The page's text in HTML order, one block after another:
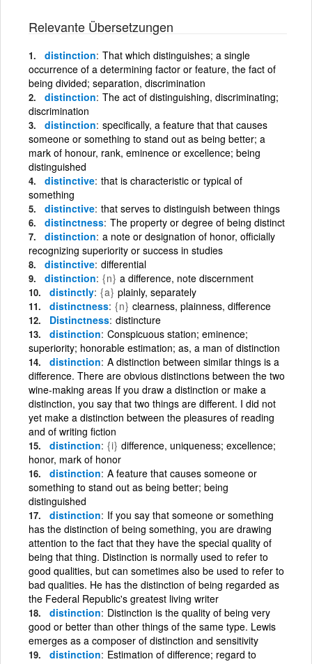
Relevante Übersetzungen
distinction That which distinguishes; a single
occurrence of a determining factor or feature, the fact of
being divided; separation, discrimination
distinction The act of distinguishing, discriminating;
discrimination
distinction specifically, a feature that that causes
someone or something to stand out as being better; a
mark of honour, rank, eminence or excellence; being
distinguished
distinctive that is characteristic or typical of
something
distinctive that serves to distinguish between things
distinctness The property or degree of being distinct
distinction a note or designation of honor, officially
recognizing superiority or success in studies
distinctive differential
distinction {n} a difference, note discernment
distinctly {a} plainly, separately
distinctness {n} clearness, plainness, difference
Distinctness distincture
distinction Conspicuous station; eminence;
superiority; honorable estimation; as, a man of distinction
distinction A distinction between similar things is a
difference. There are obvious distinctions between the two
wine-making areas If you draw a distinction or make a
distinction, you say that two things are different. I did not
yet make a distinction between the pleasures of reading
and of writing fiction
distinction {i} difference, uniqueness; excellence;
honor, mark of honor
distinction A feature that causes someone or
something to stand out as being better; being
distinguished
distinction If you say that someone or something
has the distinction of being something, you are drawing
attention to the fact that they have the special quality of
being that thing. Distinction is normally used to refer to
good qualities, but can sometimes also be used to refer to
bad qualities. He has the distinction of being regarded as
the Federal Republic's greatest living writer
distinction Distinction is the quality of being very
good or better than other things of the same type. Lewis
emerges as a composer of distinction and sensitivity
distinction Estimation of difference; regard to